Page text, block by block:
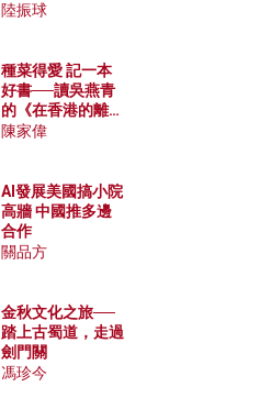
陸振球
種菜得愛 記一本
好書──讀吳燕青
的《在香港的離島
種菜》
陳家偉
AI發展美國搞小院
高牆 中國推多邊
合作
關品方
金秋文化之旅──
踏上古蜀道，走過
劍門關
馮珍今